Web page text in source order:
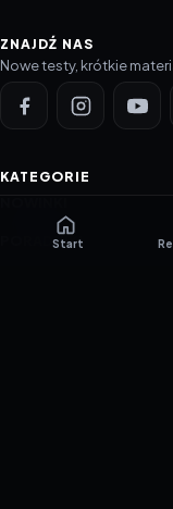
ZNAJDŹ NAS
Nowe testy, krótkie
KATEGORIE
PORADNIKI
Start